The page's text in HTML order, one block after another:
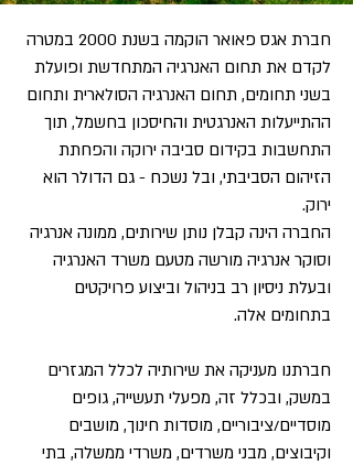
חברת אגס פאואר הוקמה בשנת 2000 במטרה
לקדם את תחום האנרגיה המתחדשת ופועלת
בשני תחומים, תחום האנרגיה הסולארית ותחום
ההתייעלות האנרגטית והחיסכון בחשמל, תוך
התחשבות בקידום סביבה ירוקה והפחתת
הזיהום הסביבתי, ובל נשכח - גם הדולר הוא
ירוק.
החברה הינה קבלן נותן שירותים, ממונה אנרגיה
וסוקר אנרגיה מורשה מטעם משרד האנרגיה
ובעלת ניסיון רב בניהול וביצוע פרויקטים
בתחומים אלה.
חברתנו מעניקה את שירותיה לכלל המגזרים
במשק, ובכלל זה, מפעלי תעשייה, גופים
מוסדיים/ציבוריים, מוסדות חינוך, מושבים
וקיבוצים, מבני משרדים, משרדי ממשלה, בתי